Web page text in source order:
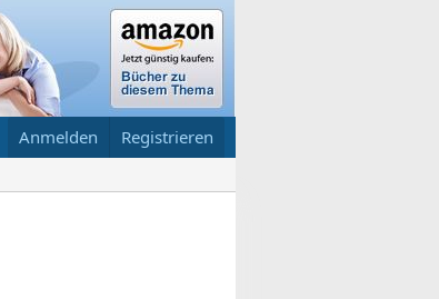
Anmelden Registrieren